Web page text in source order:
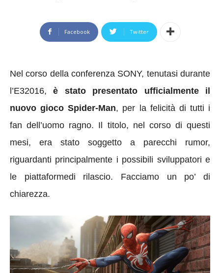
Facebook Twitter
Nel corso della conferenza SONY, tenutasi durante
l’E32016,è stato presentato ufficialmente il
nuovo gioco Spider-Man, per la felicità di tutti i
fan dell’uomo ragno. Il titolo, nel corso di questi
mesi, era stato soggetto a parecchi rumor,
riguardanti principalmente i possibili sviluppatori e
le piattaformedi rilascio. Facciamo un po’ di
chiarezza.